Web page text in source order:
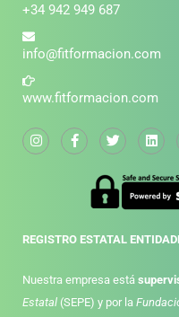
+34 942 949 687
info@fitformacion.com
www.fitformacion.com
REGISTRO ESTATAL
Nuestra empresa está
Estatal (SEPE) y por la